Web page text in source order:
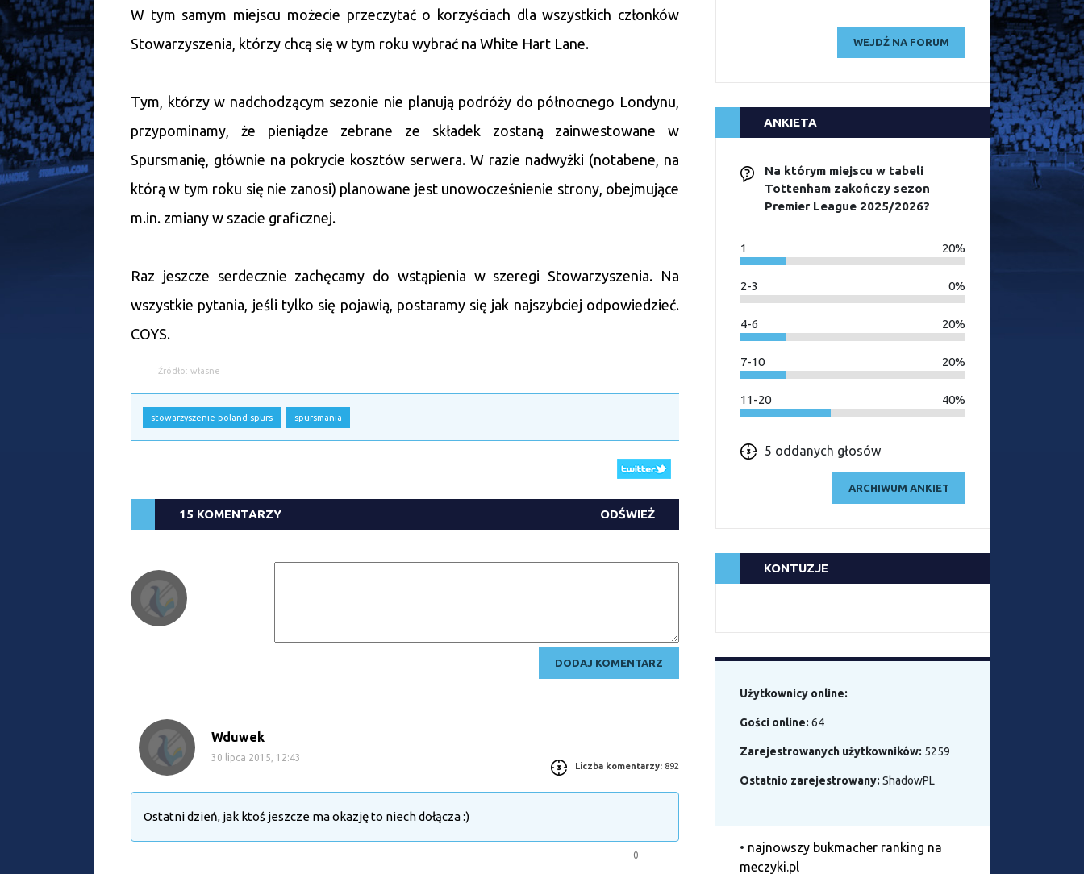
W tym samym miejscu możecie przeczytać o korzyściach dla wszystkich członków
Stowarzyszenia, którzy chcą się w tym roku wybrać na White Hart Lane.
Tym, którzy w nadchodzącym sezonie nie planują podróży do północnego Londynu,
przypominamy, że pieniądze zebrane ze składek zostaną zainwestowane w
Spursmanię, głównie na pokrycie kosztów serwera. W razie nadwyżki (notabene, na
którą w tym roku się nie zanosi) planowane jest unowocześnienie strony, obejmujące
m.in. zmiany w szacie graficznej.
Raz jeszcze serdecznie zachęcamy do wstąpienia w szeregi Stowarzyszenia. Na
wszystkie pytania, jeśli tylko się pojawią, postaramy się jak najszybciej odpowiedzieć.
COYS.
Źródło: własne
stowarzyszenie poland spurs spursmania
15 KOMENTARZY ODŚWIEŻ
Wduwek
30 lipca 2015, 12:43
Liczba komentarzy: 892
Ostatni dzień, jak ktoś jeszcze ma okazję to niech dołącza :)
0
WEJDŹ NA FORUM
ANKIETA
Na którym miejscu w tabeli
Tottenham zakończy sezon
Premier League 2025/2026?
1 20%
2-3 0%
4-6 20%
7-10 20%
11-20 40%
5 oddanych głosów
ARCHIWUM ANKIET
KONTUZJE
Użytkownicy online:
Gości online: 64
Zarejestrowanych użytkowników: 5259
Ostatnio zarejestrowany: ShadowPL
• najnowszy bukmacher ranking na
meczyki.pl